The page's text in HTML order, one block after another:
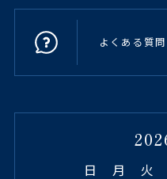
よくある質
日 月 火